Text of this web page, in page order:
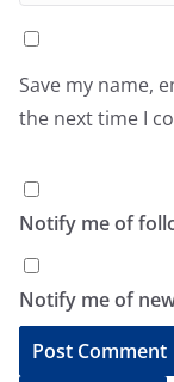
Save my name,
the next time I
Notify me of
Notify me of